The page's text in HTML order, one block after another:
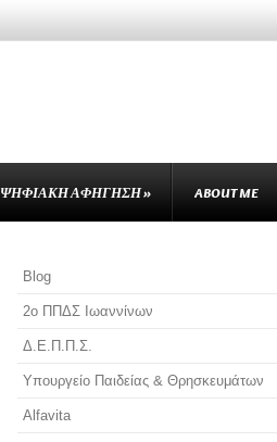
ΨΗΦΙΑΚΉ ΑΦΉΓΗΣΗ» ABOUT ME
Blog
2o ΠΠΔΣ Ιωαννίνων
Δ.Ε.Π.Π.Σ.
Υπουργείο Παιδείας & Θρησκευμάτων
Αlfavita